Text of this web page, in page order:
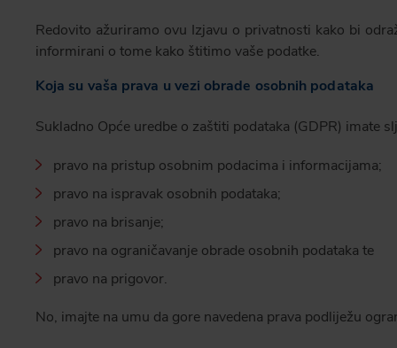
Redovito ažuriramo ovu Izjavu o privatnosti kako bi
informirani o tome kako štitimo vaše podatke.
Koja su vaša prava u vezi obrade osobnih podataka
Sukladno Opće uredbe o zaštiti podataka (GDPR) imate
pravo na pristup osobnim podacima i informacijama;
pravo na ispravak osobnih podataka;
pravo na brisanje;
pravo na ograničavanje obrade osobnih podataka te
pravo na prigovor.
No, imajte na umu da gore navedena prava podliježu